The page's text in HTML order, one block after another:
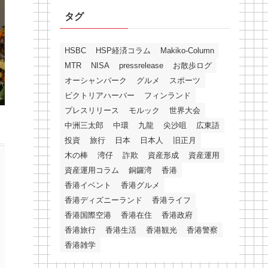
タグ
HSBC HSP経済コラム
Makiko-Column
MTR
NISA pressrelease
お散歩ログ
オーシャンパーク
グルメ
スポーツ
ビクトリアハーバー
フィンランド
プレスリリース
モルック
世界大会
中洲三太郎
中環 九龍 尖沙咀
広東語
投資
旅行 日本 日本人
旧正月
木の棒
湾仔 詐欺 資産形成
資産運用
資産運用コラム
銅鑼湾
香港
香港イベント
香港グルメ
香港ディズニーランド
香港ライフ
香港国際空港
香港在住
香港政府
香港旅行
香港生活 香港観光
香港警察
香港雑学